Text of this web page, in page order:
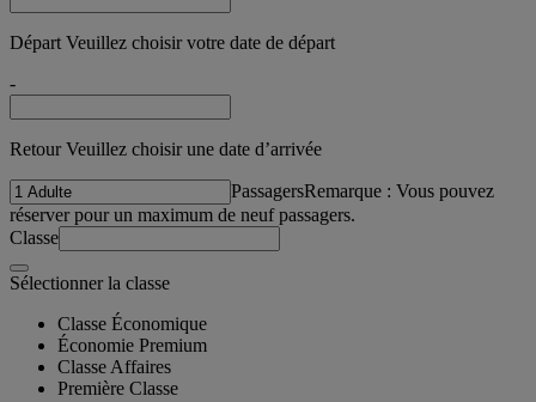
Départ Veuillez choisir votre date de départ
-
Retour Veuillez choisir une date d’arrivée
PassagersRemarque : Vous pouvez
réserver pour un maximum de neuf passagers.
Classe
Sélectionner la classe
Classe Économique
Économie Premium
Classe Affaires
Première Classe